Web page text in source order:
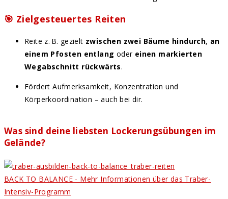
🎯 Zielgesteuertes Reiten
Reite z. B. gezielt zwischen zwei Bäume hindurch, an
einem Pfosten entlang oder einen markierten
Wegabschnitt rückwärts.
Fördert Aufmerksamkeit, Konzentration und
Körperkoordination – auch bei dir.
Was sind deine liebsten Lockerungsübungen im
Gelände?
BACK TO BALANCE - Mehr Informationen über das Traber-
Intensiv-Programm